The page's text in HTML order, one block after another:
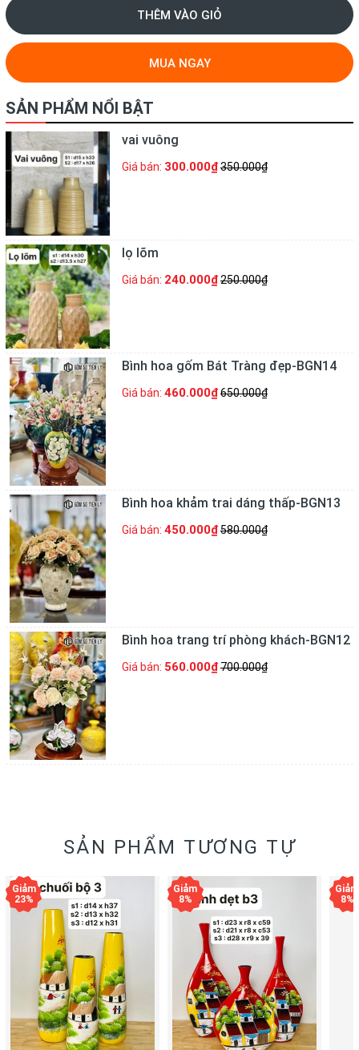
THÊM VÀO GIỎ
MUA NGAY
SẢN PHẨM NỔI BẬT
vai vuông
Giá bán: 300.000₫350.000₫
lọ lõm
Giá bán: 240.000₫250.000₫
Bình hoa gốm Bát Tràng đẹp-BGN14
Giá bán: 460.000₫650.000₫
Bình hoa khảm trai dáng thấp-BGN13
Giá bán: 450.000₫580.000₫
Bình hoa trang trí phòng khách-BGN12
Giá bán: 560.000₫700.000₫
SẢN PHẨM TƯƠNG TỰ